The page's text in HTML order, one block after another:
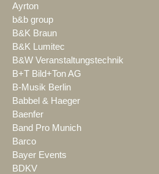
Ayrton
b&b group
B&K Braun
B&K Lumitec
B&W Veranstaltungstechnik
B+T Bild+Ton AG
B-Musik Berlin
Babbel & Haeger
Baenfer
Band Pro Munich
Barco
Bayer Events
BDKV